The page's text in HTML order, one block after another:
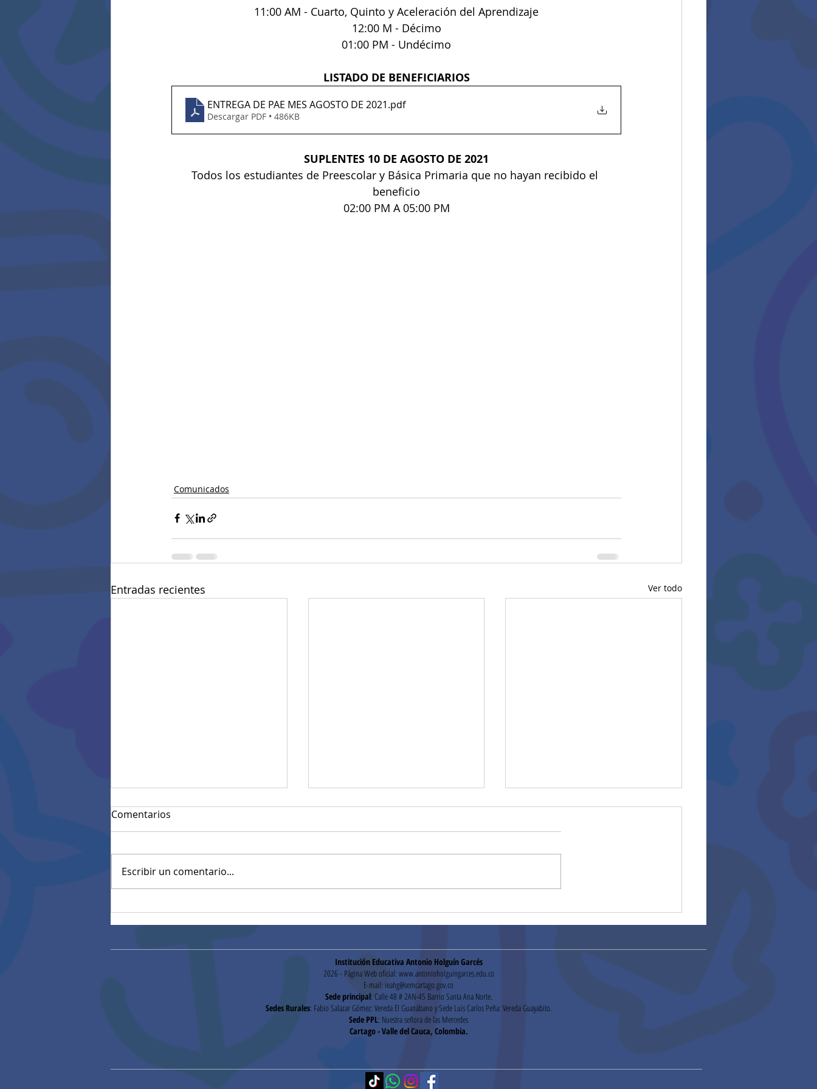
11:00 AM - Cuarto, Quinto y Aceleración del Aprendizaje
12:00 M - Décimo
01:00 PM - Undécimo
LISTADO DE BENEFICIARIOS
ENTREGA DE PAE MES AGOSTO DE 2021.pdf
Descargar PDF • 486KB
SUPLENTES 10 DE AGOSTO DE 2021
Todos los estudiantes de Preescolar y Básica Primaria que no hayan recibido el
beneficio
02:00 PM A 05:00 PM
Comunicados
Entradas recientes Ver todo
de Rectoría
¡Gracias!
Comentarios
Escribir un comentario...
Institución Educativa Antonio Holguín Garcés
2026 - Página Web oficial: www.antonioholguingarces.edu.co
E-mail: ieahg@semcartago.gov.co
Sede principal: Calle 48 # 2AN-45 Barrio Santa Ana Norte.
Sedes Rurales: Fabio Salazar Gómez: Vereda El Guanábano y Sede Luis Carlos Peña: Vereda Guayabito.
Sede PPL: Nuestra señora de las Mercedes
Cartago - Valle del Cauca, Colombia.